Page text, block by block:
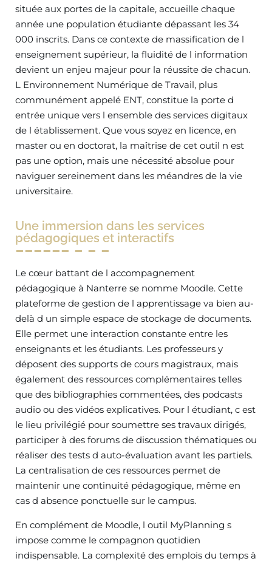
située aux portes de la capitale, accueille chaque
année une population étudiante dépassant les 34
000 inscrits. Dans ce contexte de massification de l
enseignement supérieur, la fluidité de l information
devient un enjeu majeur pour la réussite de chacun.
L Environnement Numérique de Travail, plus
communément appelé ENT, constitue la porte d
entrée unique vers l ensemble des services digitaux
de l établissement. Que vous soyez en licence, en
master ou en doctorat, la maîtrise de cet outil n est
pas une option, mais une nécessité absolue pour
naviguer sereinement dans les méandres de la vie
universitaire.
Une immersion dans les services
pédagogiques et interactifs
Le cœur battant de l accompagnement
pédagogique à Nanterre se nomme Moodle. Cette
plateforme de gestion de l apprentissage va bien au-
delà d un simple espace de stockage de documents.
Elle permet une interaction constante entre les
enseignants et les étudiants. Les professeurs y
déposent des supports de cours magistraux, mais
également des ressources complémentaires telles
que des bibliographies commentées, des podcasts
audio ou des vidéos explicatives. Pour l étudiant, c est
le lieu privilégié pour soumettre ses travaux dirigés,
participer à des forums de discussion thématiques ou
réaliser des tests d auto-évaluation avant les partiels.
La centralisation de ces ressources permet de
maintenir une continuité pédagogique, même en
cas d absence ponctuelle sur le campus.
En complément de Moodle, l outil MyPlanning s
impose comme le compagnon quotidien
indispensable. La complexité des emplois du temps à